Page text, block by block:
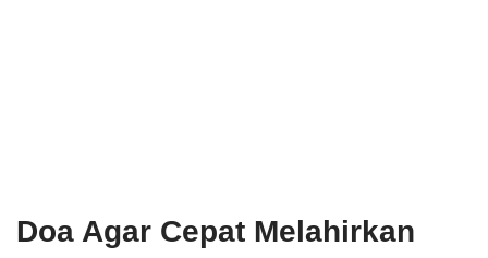
Doa Agar Cepat Melahirkan